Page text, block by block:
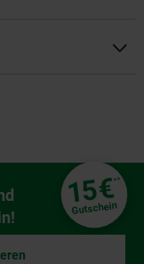
15€**
Gutschein